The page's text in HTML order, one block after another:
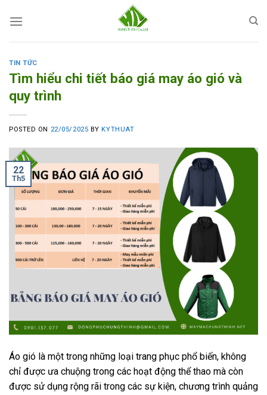
TIN TỨC
Tìm hiểu chi tiết báo giá may áo gió và
quy trình
POSTED ON 22/05/2025 BYKYTHUAT
22
Th5
Áo gió là một trong những loại trang phục phổ biến, không
chỉ được ưa chuộng trong các hoạt động thể thao mà còn
được sử dụng rộng rãi trong các sự kiện, chương trình quảng